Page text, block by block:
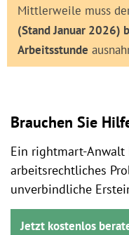
Mittlerweile muss
(Stand Januar 2026)
Arbeitsstunde
Brauchen Sie
Ein rightmart-
arbeitsrechtliches
unverbindliche
Jetzt kostenlos